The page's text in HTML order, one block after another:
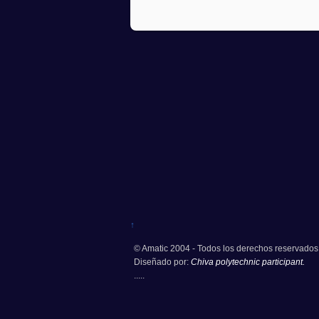
↑
© Amatic 2004 - Todos los derechos
Diseñado por: Chiva polytechnic participant.